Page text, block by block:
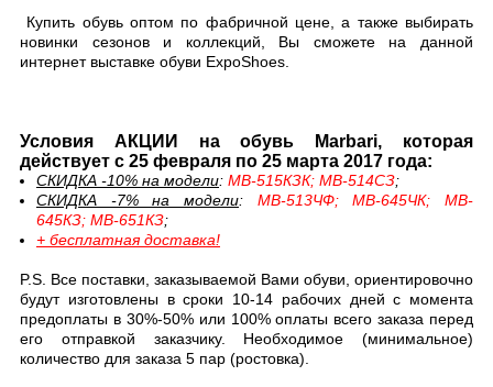
Купить обувь оптом по фабричной цене, а также выбирать
новинки сезонов и коллекций, Вы сможете на данной
интернет выставке обуви ExpoShoes.
Условия АКЦИИ на обувь Marbari, которая
действует с 25 февраля по 25 марта 2017 года:
СКИДКА -10% на модели: MB-515КЗК; MB-514СЗ;
СКИДКА -7% на модели: MB-513ЧФ; MB-645ЧК; MB-
645КЗ; MB-651КЗ;
+ бесплатная доставка!
P.S. Все поставки, заказываемой Вами обуви, ориентировочно
будут изготовлены в сроки 10-14 рабочих дней с момента
предоплаты в 30%-50% или 100% оплаты всего заказа перед
его отправкой заказчику. Необходимое (минимальное)
количество для заказа 5 пар (ростовка).